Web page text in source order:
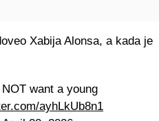
Xabija Alonsa, a kada je
want a young
ayhLkUb8n1